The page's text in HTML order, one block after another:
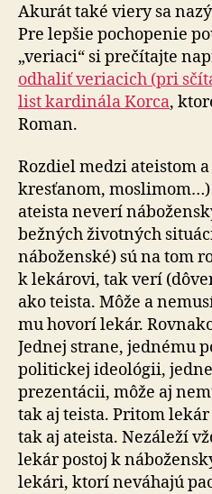
Akurát také viery sa
Pre lepšie pochopenie
„veriaci“ si prečítajte
odhaliť veriacich (pri
list kardinála Korca,
Roman.
Rozdiel medzi ateistom
kresťanom, moslimom…)
ateista neverí
bežných životných
náboženské) sú na tom
k lekárovi, tak verí
ako teista. Môže a
mu hovorí lekár.
Jednej strane, jednému
politickej ideológii,
prezentácii, môže aj
tak aj teista. Pritom
tak aj ateista. Nezáleží
lekár postoj k
lekári, ktorí neváhajú